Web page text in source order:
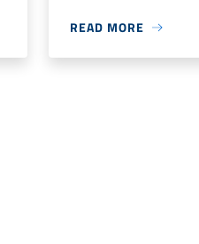
READ MORE